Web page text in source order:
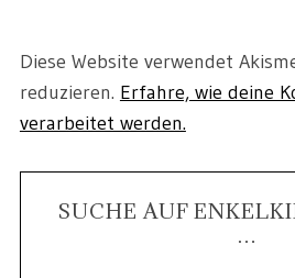
Diese Website verwendet
reduzieren. Erfahre, wie deine
verarbeitet werden.
SUCHE AUF
…